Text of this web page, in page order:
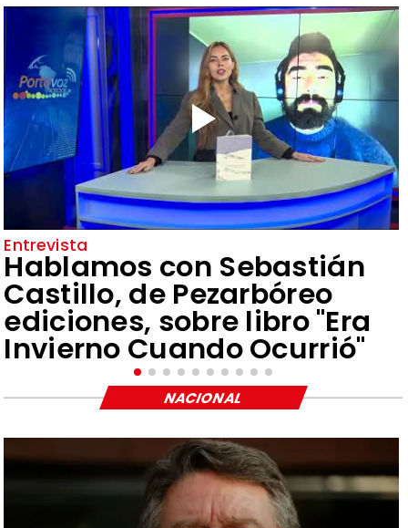
Entrevista
Hablamos con Sebastián
Castillo, de Pezarbóreo
ediciones, sobre libro "Era
Invierno Cuando Ocurrió"
NACIONAL